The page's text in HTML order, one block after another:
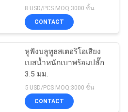
สายแบบพับได้
8 USD/PCS MOQ:3000 ชิ้น
CONTACT
หูฟังบลูทูธสเตอริโอเสียง
เบสน้ำหนักเบาพร้อมปลั๊ก
3.5 มม.
5 USD/PCS MOQ:3000 ชิ้น
CONTACT